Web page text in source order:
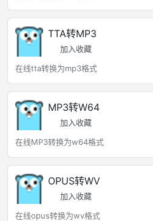
TTA转MP3
加入收藏
在线tta转换为mp3格式
MP3转W64
加入收藏
在线MP3转换为w64格式
OPUS转WV
加入收藏
在线opus转换为wv格式